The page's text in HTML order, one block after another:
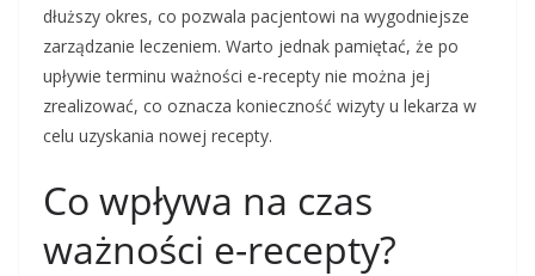
dłuższy okres, co pozwala pacjentowi na wygodniejsze
zarządzanie leczeniem. Warto jednak pamiętać, że po
upływie terminu ważności e-recepty nie można jej
zrealizować, co oznacza konieczność wizyty u lekarza w
celu uzyskania nowej recepty.
Co wpływa na czas
ważności e-recepty?